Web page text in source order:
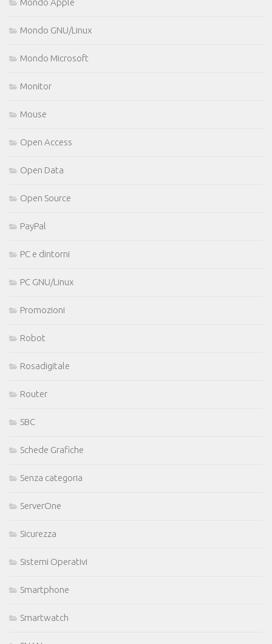
Mondo GNU/Linux
Mondo Microsoft
Monitor
Mouse
Open Access
Open Data
Open Source
PayPal
PC e dintorni
PC GNU/Linux
Promozioni
Robot
Rosadigitale
Router
SBC
Schede Grafiche
Senza categoria
ServerOne
Sicurezza
Sistemi Operativi
Smartphone
Smartwatch